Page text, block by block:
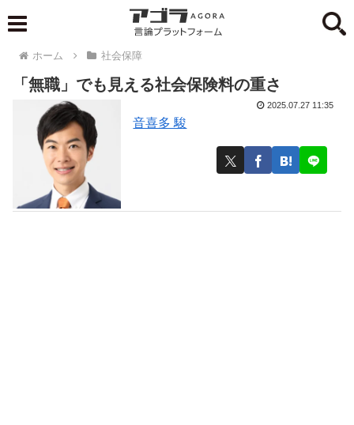
ホーム 社会保障
「無職」でも見える社会保険料の重さ
音喜多 駿
2025.07.27 11:35